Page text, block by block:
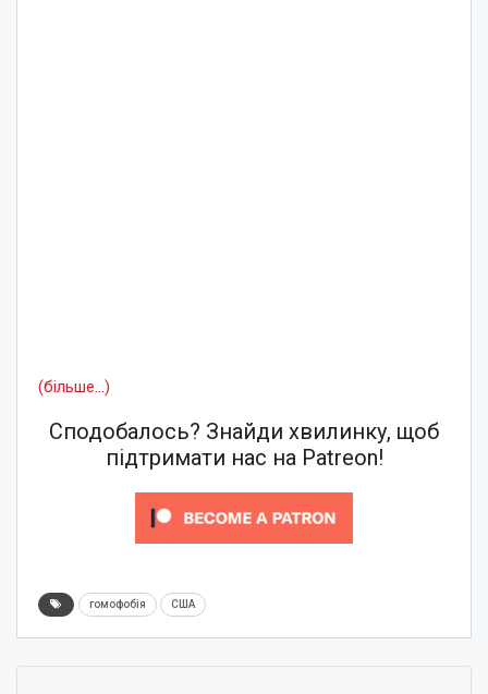
(більше…)
Сподобалось? Знайди хвилинку, щоб
підтримати нас на Patreon!
гомофобія США